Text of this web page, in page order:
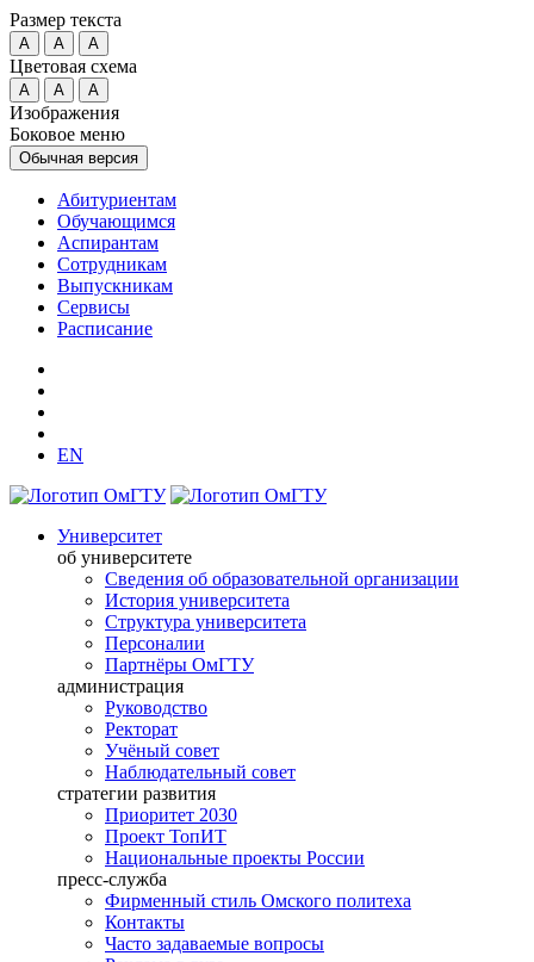
Размер текста
A A A
Цветовая схема
A A A
Изображения
Боковое меню
Обычная версия
Абитуриентам
Обучающимся
Аспирантам
Сотрудникам
Выпускникам
Сервисы
Расписание
EN
Университет
об университете
Сведения об образовательной организации
История университета
Структура университета
Персоналии
Партнёры ОмГТУ
администрация
Руководство
Ректорат
Учёный совет
Наблюдательный совет
стратегии развития
Приоритет 2030
Проект ТопИТ
Национальные проекты России
пресс-служба
Фирменный стиль Омского политеха
Контакты
Часто задаваемые вопросы